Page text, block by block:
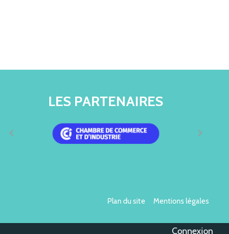
LES PARTENAIRES
Plan du site Mentions légales
Connexion